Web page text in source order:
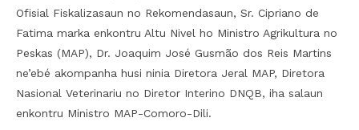
Ofisial Fiskalizasaun no Rekomendasaun, Sr. Cipriano de
Fatima marka enkontru Altu Nivel ho Ministro Agrikultura no
Peskas (MAP), Dr. Joaquim José Gusmão dos Reis Martins
ne’ebé akompanha husi ninia Diretora Jeral MAP, Diretora
Nasional Veterinariu no Diretor Interino DNQB, iha salaun
enkontru Ministro MAP-Comoro-Dili.